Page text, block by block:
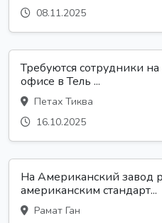
08.11.2025
Требуются сотрудники
офисе в Тель ...
Петах Тиква
16.10.2025
На Американский завод
американским стандарт...
Рамат Ган